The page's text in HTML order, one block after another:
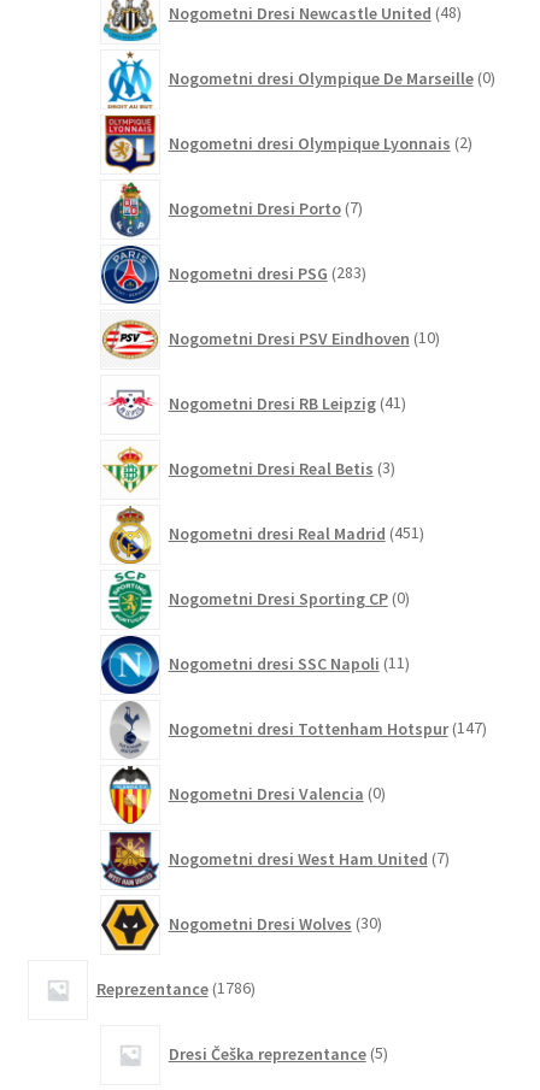
Nogometni Dresi Newcastle United 48izdelkov
Nogometni dresi Olympique De Marseille 0
Nogometni dresi Olympique Lyonnais 2izdelka
Nogometni Dresi Porto 7izdelkov
Nogometni dresi PSG 283izdelkov
Nogometni Dresi PSV Eindhoven 10izdelkov
Nogometni Dresi RB Leipzig 41izdelkov
Nogometni Dresi Real Betis 3izdelki
Nogometni dresi Real Madrid 451izdelkov
Nogometni Dresi Sporting CP 0izdelkov
Nogometni dresi SSC Napoli 11izdelkov
Nogometni dresi Tottenham Hotspur 147
Nogometni Dresi Valencia 0izdelkov
Nogometni dresi West Ham United 7izdelkov
Nogometni Dresi Wolves 30izdelkov
Reprezentance 1786izdelkov
Dresi Češka reprezentance 5izdelkov